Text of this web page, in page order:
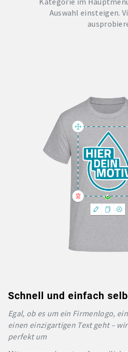
Auswahl einsteigen.
Schnell und einfach
Egal, ob es um ein Firmenlogo,
einen einzigartigen Text geht –
perfekt um